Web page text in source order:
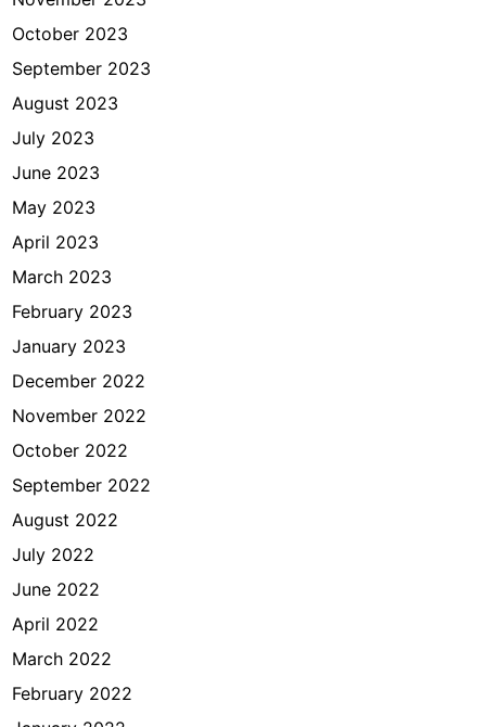
October 2023
September 2023
August 2023
July 2023
June 2023
May 2023
April 2023
March 2023
February 2023
January 2023
December 2022
November 2022
October 2022
September 2022
August 2022
July 2022
June 2022
April 2022
March 2022
February 2022